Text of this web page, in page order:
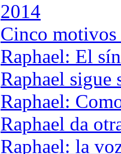
2014
Cinco motivos
Raphael: El
Raphael sigue
Raphael:
Raphael da
Raphael: la